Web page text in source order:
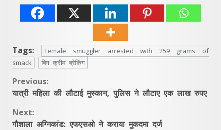
Tags:
Female smuggler arrested with 259 grams of
smack
बिग क्रीम ब्रेकिंग
Continue
Reading
Previous:
यात्री महिला की लौटाई मुस्कान, पुलिस ने लौटाए एक लाख रुपए
Next:
गौशाला अग्निकांड: एफएसओ ने कराया मुकदमा दर्ज